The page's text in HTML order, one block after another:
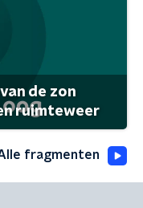
de zon
ruimteweer
fragmenten